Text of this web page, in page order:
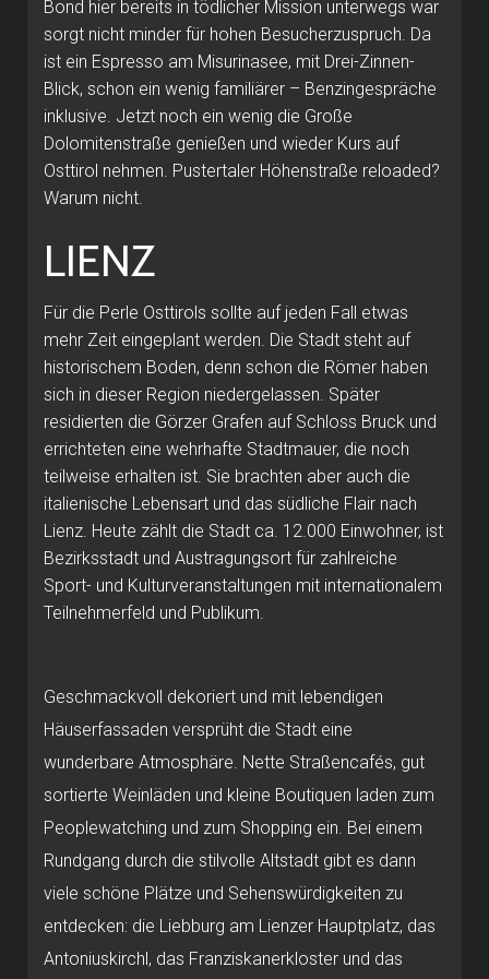
Bond hier bereits in tödlicher Mission unterwegs war
sorgt nicht minder für hohen Besucherzuspruch. Da
ist ein Espresso am Misurinasee, mit Drei-Zinnen-
Blick, schon ein wenig familiärer – Benzingespräche
inklusive. Jetzt noch ein wenig die Große
Dolomitenstraße genießen und wieder Kurs auf
Osttirol nehmen. Pustertaler Höhenstraße reloaded?
Warum nicht.
LIENZ
Für die Perle Osttirols sollte auf jeden Fall etwas
mehr Zeit eingeplant werden. Die Stadt steht auf
historischem Boden, denn schon die Römer haben
sich in dieser Region niedergelassen. Später
residierten die Görzer Grafen auf Schloss Bruck und
errichteten eine wehrhafte Stadtmauer, die noch
teilweise erhalten ist. Sie brachten aber auch die
italienische Lebensart und das südliche Flair nach
Lienz. Heute zählt die Stadt ca. 12.000 Einwohner, ist
Bezirksstadt und Austragungsort für zahlreiche
Sport- und Kulturveranstaltungen mit internationalem
Teilnehmerfeld und Publikum.
Geschmackvoll dekoriert und mit lebendigen
Häuserfassaden versprüht die Stadt eine
wunderbare Atmosphäre. Nette Straßencafés, gut
sortierte Weinläden und kleine Boutiquen laden zum
Peoplewatching und zum Shopping ein. Bei einem
Rundgang durch die stilvolle Altstadt gibt es dann
viele schöne Plätze und Sehenswürdigkeiten zu
entdecken: die Liebburg am Lienzer Hauptplatz, das
Antoniuskirchl, das Franziskanerkloster und das